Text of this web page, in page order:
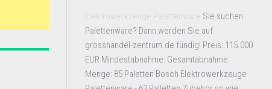
Elektrowerkzeuge Palettenware Sie suchen
Palettenware? Dann werden Sie auf
grosshandel-zentrum.de fündig! Preis: 115.000
EUR Mindestabnahme: Gesamtabnahme
Menge: 85 Paletten Bosch Elektrowerkzeuge